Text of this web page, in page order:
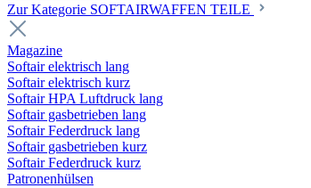
Zur Kategorie SOFTAIRWAFFEN TEILE
Magazine
Softair elektrisch lang
Softair elektrisch kurz
Softair HPA Luftdruck lang
Softair gasbetrieben lang
Softair Federdruck lang
Softair gasbetrieben kurz
Softair Federdruck kurz
Patronenhülsen